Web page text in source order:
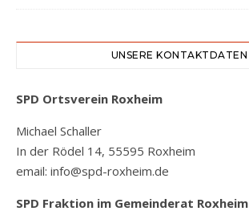
UNSERE KONTAKTDATEN
SPD Ortsverein Roxheim
Michael Schaller
In der Rödel 14, 55595 Roxheim
email: info@spd-roxheim.de
SPD Fraktion im Gemeinderat Roxheim